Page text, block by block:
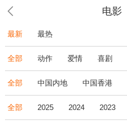
电影
最新 最热
全部 动作 爱情 喜剧
全部 中国内地 中国香港
全部 2025 2024 2023